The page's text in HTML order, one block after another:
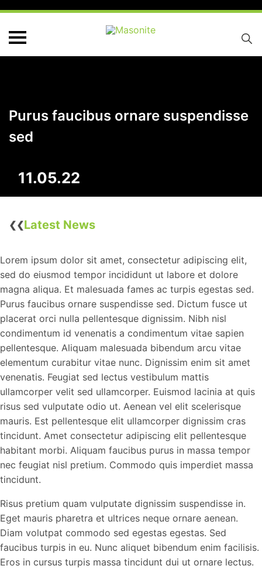
Purus faucibus ornare suspendisse
sed
11.05.22
❮❮Latest News
Lorem ipsum dolor sit amet, consectetur adipiscing elit,
sed do eiusmod tempor incididunt ut labore et dolore
magna aliqua. Et malesuada fames ac turpis egestas sed.
Purus faucibus ornare suspendisse sed. Dictum fusce ut
placerat orci nulla pellentesque dignissim. Nibh nisl
condimentum id venenatis a condimentum vitae sapien
pellentesque. Aliquam malesuada bibendum arcu vitae
elementum curabitur vitae nunc. Dignissim enim sit amet
venenatis. Feugiat sed lectus vestibulum mattis
ullamcorper velit sed ullamcorper. Euismod lacinia at quis
risus sed vulputate odio ut. Aenean vel elit scelerisque
mauris. Est pellentesque elit ullamcorper dignissim cras
tincidunt. Amet consectetur adipiscing elit pellentesque
habitant morbi. Aliquam faucibus purus in massa tempor
nec feugiat nisl pretium. Commodo quis imperdiet massa
tincidunt.
Risus pretium quam vulputate dignissim suspendisse in.
Eget mauris pharetra et ultrices neque ornare aenean.
Diam volutpat commodo sed egestas egestas. Sed
faucibus turpis in eu. Nunc aliquet bibendum enim facilisis.
Eros in cursus turpis massa tincidunt dui ut ornare lectus.